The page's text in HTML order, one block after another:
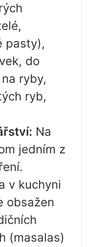
pasty),
do
ryby,
ryb,
Na
jedním z
v kuchyni
obsažen
(masalas)